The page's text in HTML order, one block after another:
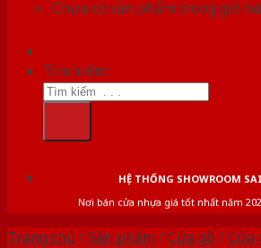
Chưa có sản phẩm trong giỏ
Tìm kiếm:
HỆ THỐNG SHOWROOM
Nơi bán cửa nhựa giá tốt nhất năm
Trang chủ /Sản phẩm /Cửa gỗ /Cửa